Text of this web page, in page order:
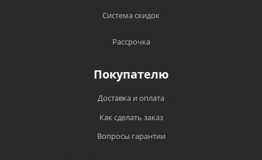
Система скидок
Рассрочка
Покупателю
Доставка и оплата
Как сделать заказ
Вопросы гарантии